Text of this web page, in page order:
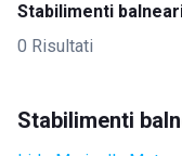
Stabilimenti
0 Risultati
Stabilimenti